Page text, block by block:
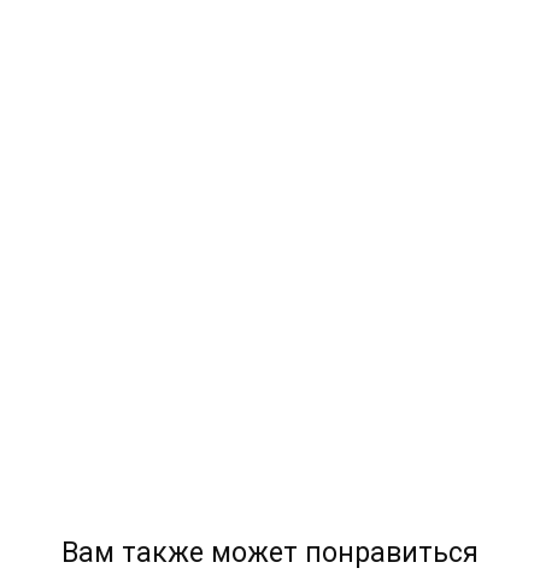
Вам также может понравиться